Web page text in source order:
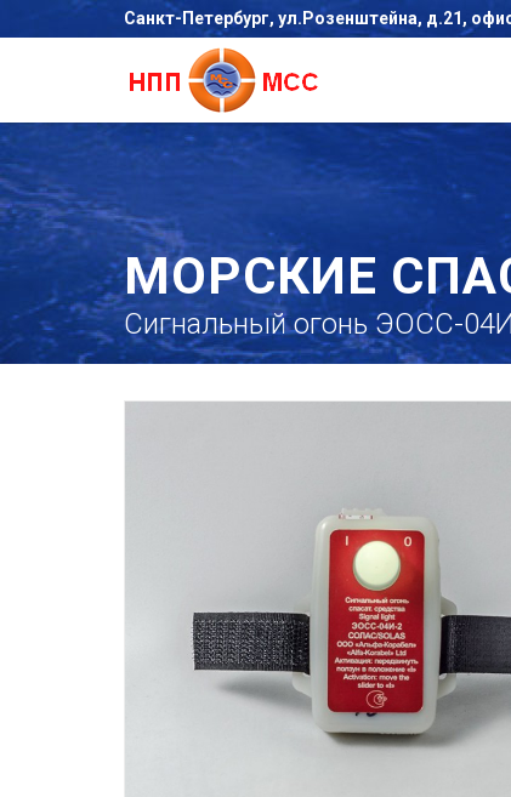
Санкт-Петербург, ул.Розенштейна, д.21,
МОРСКИЕ
Сигнальный огонь ЭОСС-